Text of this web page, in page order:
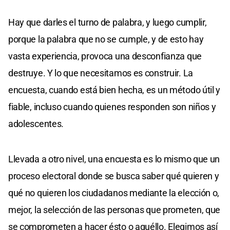
Hay que darles el turno de palabra, y luego cumplir,
porque la palabra que no se cumple, y de esto hay
vasta experiencia, provoca una desconfianza que
destruye. Y lo que necesitamos es construir. La
encuesta, cuando está bien hecha, es un método útil y
fiable, incluso cuando quienes responden son niños y
adolescentes.
Llevada a otro nivel, una encuesta es lo mismo que un
proceso electoral donde se busca saber qué quieren y
qué no quieren los ciudadanos mediante la elección o,
mejor, la selección de las personas que prometen, que
se comprometen a hacer ésto o aquéllo. Elegimos así